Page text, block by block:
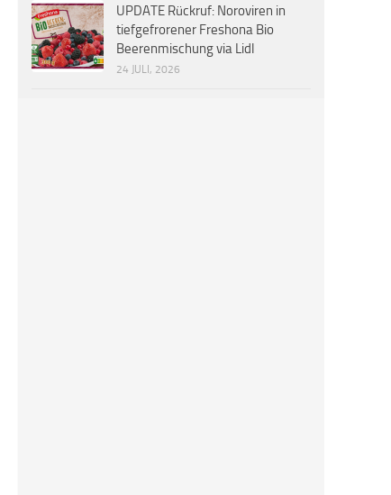
UPDATE Rückruf: Noroviren in
tiefgefrorener Freshona Bio
Beerenmischung via Lidl
24 JULI, 2026